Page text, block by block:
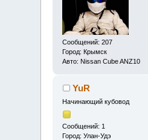
Сообщений: 207
Город: Крымск
Авто: Nissan Cube ANZ10
YuR
Начинающий кубовод
Сообщений: 1
Город: Улан-Удэ